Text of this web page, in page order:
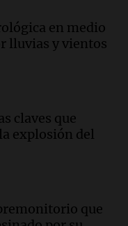
un
de panificados
al ir al
en medio
lluvias y vientos
claves que
explosión del
que